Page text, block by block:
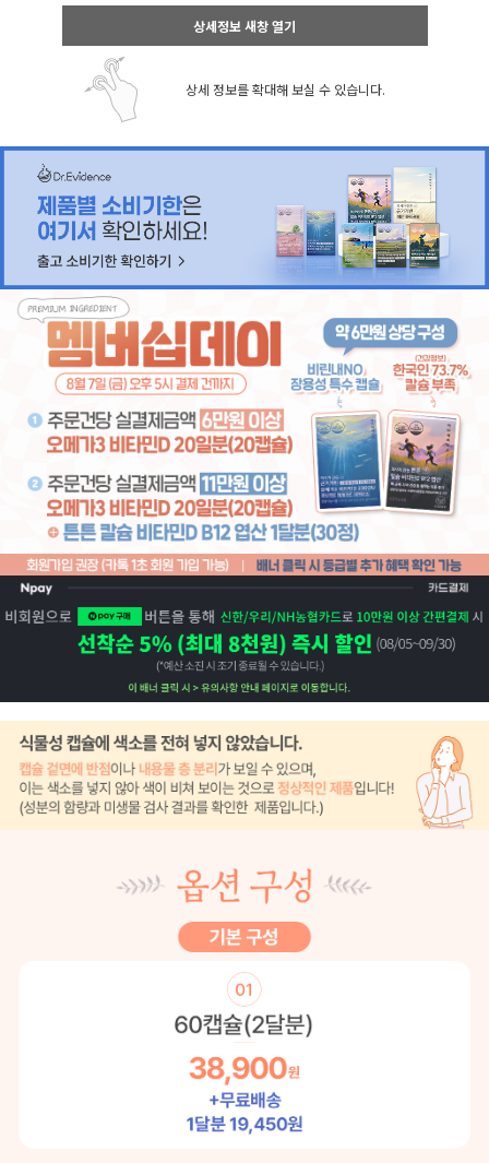
상세정보 새창 열기
상세 정보를 확대해 보실 수 있습니다.